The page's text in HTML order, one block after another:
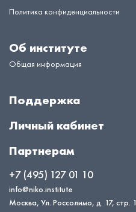
Политика конфиденциальности
Об институте
Общая информация
Поддержка
Личный кабинет
Партнерам
+7 (495) 127 01 10
info@niko.institute
Москва, Ул. Россолимо, д. 17, стр. 1